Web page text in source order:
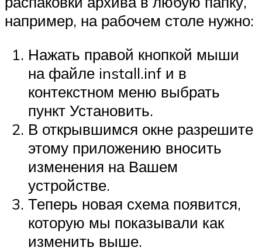
например, на рабочем столе нужно:
Нажать правой кнопкой мыши
на файле install.inf и в
контекстном меню выбрать
пункт Установить.
В открывшимся окне разрешите
этому приложению вносить
изменения на Вашем
устройстве.
Теперь новая схема появится,
которую мы показывали как
изменить выше.